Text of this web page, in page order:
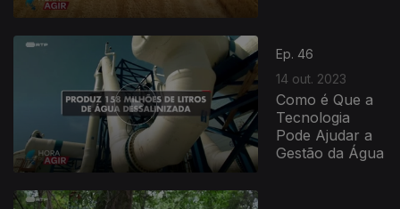
Ep. 46
14 out. 2023
Como é Que a
Tecnologia
Pode Ajudar a
Gestão da Água